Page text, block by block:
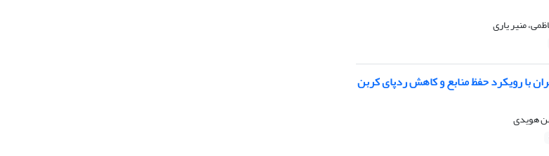
منیر یاری
با رویکرد حفظ منابع و کاهش ردپای کربن
هویدی